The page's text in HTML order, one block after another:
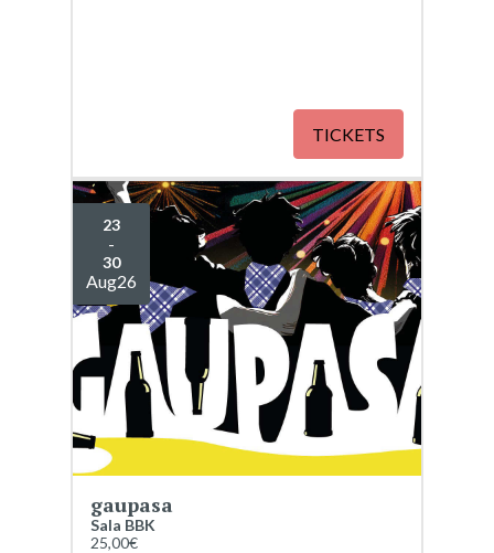
TICKETS
23
-
30
Aug26
gaupasa
Sala BBK
25,00€